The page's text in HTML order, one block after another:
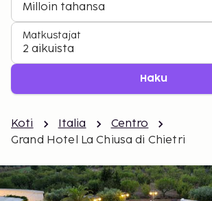
Milloin tahansa
Matkustajat
2 aikuista
Haku
Koti Italia
Centro
Grand Hotel La Chiusa di Chietri